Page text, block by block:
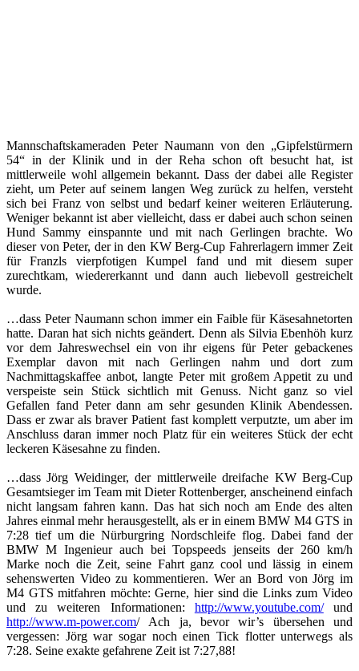
Mannschaftskameraden Peter Naumann von den „Gipfelstürmern
54“ in der Klinik und in der Reha schon oft besucht hat, ist
mittlerweile wohl allgemein bekannt. Dass der dabei alle Register
zieht, um Peter auf seinem langen Weg zurück zu helfen, versteht
sich bei Franz von selbst und bedarf keiner weiteren Erläuterung.
Weniger bekannt ist aber vielleicht, dass er dabei auch schon seinen
Hund Sammy einspannte und mit nach Gerlingen brachte. Wo
dieser von Peter, der in den KW Berg-Cup Fahrerlagern immer Zeit
für Franzls vierpfotigen Kumpel fand und mit diesem super
zurechtkam, wiedererkannt und dann auch liebevoll gestreichelt
wurde.
…dass Peter Naumann schon immer ein Faible für Käsesahnetorten
hatte. Daran hat sich nichts geändert. Denn als Silvia Ebenhöh kurz
vor dem Jahreswechsel ein von ihr eigens für Peter gebackenes
Exemplar davon mit nach Gerlingen nahm und dort zum
Nachmittagskaffee anbot, langte Peter mit großem Appetit zu und
verspeiste sein Stück sichtlich mit Genuss. Nicht ganz so viel
Gefallen fand Peter dann am sehr gesunden Klinik Abendessen.
Dass er zwar als braver Patient fast komplett verputzte, um aber im
Anschluss daran immer noch Platz für ein weiteres Stück der echt
leckeren Käsesahne zu finden.
…dass Jörg Weidinger, der mittlerweile dreifache KW Berg-Cup
Gesamtsieger im Team mit Dieter Rottenberger, anscheinend einfach
nicht langsam fahren kann. Das hat sich noch am Ende des alten
Jahres einmal mehr herausgestellt, als er in einem BMW M4 GTS in
7:28 tief um die Nürburgring Nordschleife flog. Dabei fand der
BMW M Ingenieur auch bei Topspeeds jenseits der 260 km/h
Marke noch die Zeit, seine Fahrt ganz cool und lässig in einem
sehenswerten Video zu kommentieren. Wer an Bord von Jörg im
M4 GTS mitfahren möchte: Gerne, hier sind die Links zum Video
und zu weiteren Informationen: http://www.youtube.com/und
http://www.m-power.com/ Ach ja, bevor wir’s übersehen und
vergessen: Jörg war sogar noch einen Tick flotter unterwegs als
7:28. Seine exakte gefahrene Zeit ist 7:27,88!